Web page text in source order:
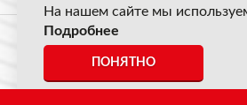
© 2026 Акрон Скрап
*Все цены указанные на сайте
На нашем сайте мы
Подробнее
ПОНЯТНО